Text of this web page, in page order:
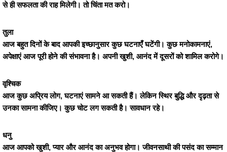
से ही सफलता की राह मिलेगी। तो चिंता मत करो।
तुला
आज बहुत दिनों के बाद आपकी इच्छानुसार कुछ घटनाएँ घटेंगी। कुछ मनोकामनाएं,
अपेक्षाएं आज पूरी होने की संभावना है। अपनी खुशी, आनंद में दूसरों को शामिल करोगे।
वृश्चिक
आज कुछ अप्रिय लोग, घटनाएं सामने आ सकती हैं। लेकिन स्थिर बुद्धि और दृढ़ता से
उनका सामना कीजिए। कुछ चोट लग सकती है। सावधान रहे।
धनु
आज आपको खुशी, प्यार और आनंद का अनुभव होगा। जीवनसाथी की पसंद का सम्मान